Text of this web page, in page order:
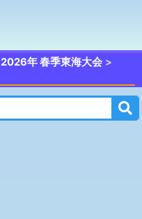
2026年 春季東海大会